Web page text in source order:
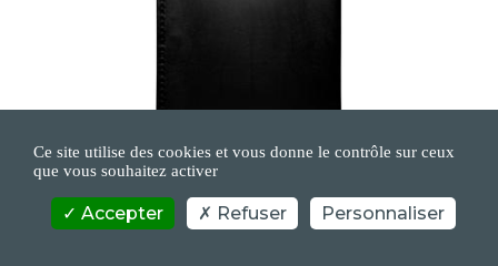
Protège-documents PVC - 40 vues - Vega
Ce site utilise des cookies et vous donne le contrôle sur ceux
que vous souhaitez activer
Accepter Refuser Personnaliser